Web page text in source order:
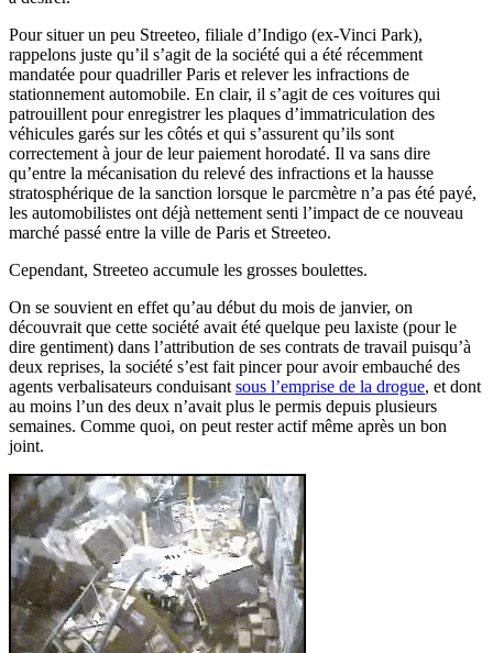
Pour situer un peu Streeteo, filiale d’Indigo (ex-Vinci Park),
rappelons juste qu’il s’agit de la société qui a été récemment
mandatée pour quadriller Paris et relever les infractions de
stationnement automobile. En clair, il s’agit de ces voitures qui
patrouillent pour enregistrer les plaques d’immatriculation des
véhicules garés sur les côtés et qui s’assurent qu’ils sont
correctement à jour de leur paiement horodaté. Il va sans dire
qu’entre la mécanisation du relevé des infractions et la hausse
stratosphérique de la sanction lorsque le parcmètre n’a pas été payé,
les automobilistes ont déjà nettement senti l’impact de ce nouveau
marché passé entre la ville de Paris et Streeteo.
Cependant, Streeteo accumule les grosses boulettes.
On se souvient en effet qu’au début du mois de janvier, on
découvrait que cette société avait été quelque peu laxiste (pour le
dire gentiment) dans l’attribution de ses contrats de travail puisqu’à
deux reprises, la société s’est fait pincer pour avoir embauché des
agents verbalisateurs conduisant sous l’emprise de la drogue, et dont
au moins l’un des deux n’avait plus le permis depuis plusieurs
semaines. Comme quoi, on peut rester actif même après un bon
joint.